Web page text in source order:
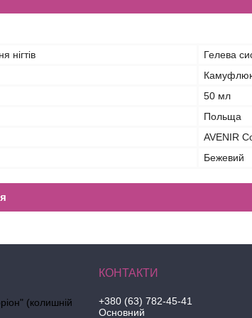
нігтів
Гелева
50 мл
Польща
AVENIR
Бежевий
(колишній
+380 (63) 782-45-41
Основний